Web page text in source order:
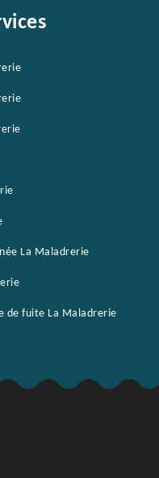
La Maladrerie
de fuite La Maladrerie